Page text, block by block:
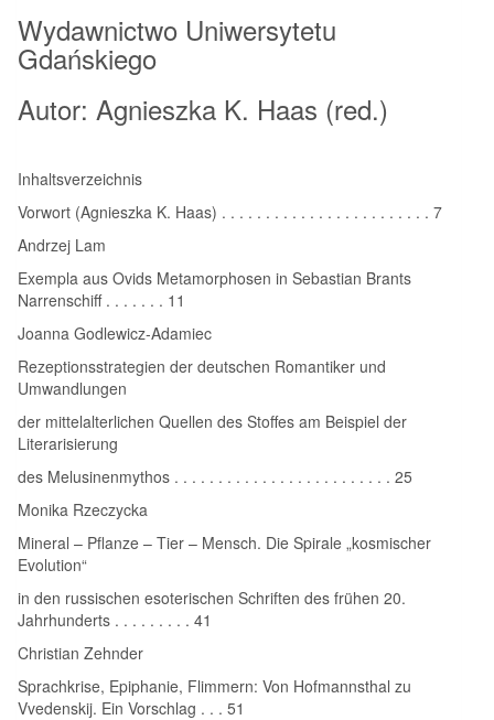
Wydawnictwo Uniwersytetu
Gdańskiego
Autor: Agnieszka K. Haas (red.)
Inhaltsverzeichnis
Vorwort (Agnieszka K. Haas) . . . . . . . . . . . . . . . . . . . . . . . . 7
Andrzej Lam
Exempla aus Ovids Metamorphosen in Sebastian Brants
Narrenschiff . . . . . . . 11
Joanna Godlewicz‑Adamiec
Rezeptionsstrategien der deutschen Romantiker und
Umwandlungen
der mittelalterlichen Quellen des Stoffes am Beispiel der
Literarisierung
des Melusinenmythos . . . . . . . . . . . . . . . . . . . . . . . . . 25
Monika Rzeczycka
Mineral – Pflanze – Tier – Mensch. Die Spirale „kosmischer
Evolution“
in den russischen esoterischen Schriften des frühen 20.
Jahrhunderts . . . . . . . . . 41
Christian Zehnder
Sprachkrise, Epiphanie, Flimmern: Von Hofmannsthal zu
Vvedenskij. Ein Vorschlag . . . 51